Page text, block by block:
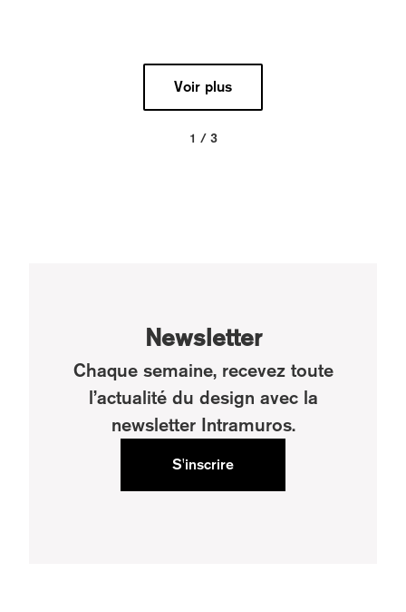
Voir plus
1 / 3
Newsletter
Chaque semaine, recevez toute
l’actualité du design avec la
newsletter Intramuros.
S'inscrire